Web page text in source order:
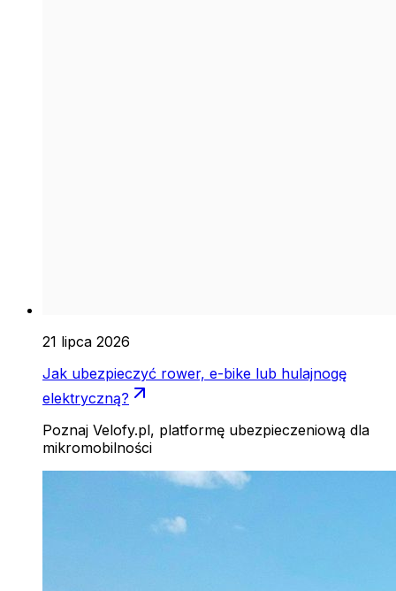
21 lipca 2026
Jak ubezpieczyć rower, e-bike lub hulajnogę
elektryczną?
Poznaj Velofy.pl, platformę ubezpieczeniową dla
mikromobilności